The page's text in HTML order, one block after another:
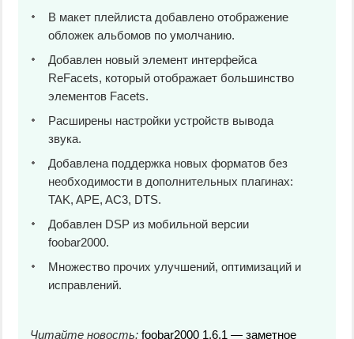
В макет плейлиста добавлено отображение
обложек альбомов по умолчанию.
Добавлен новый элемент интерфейса
ReFacets, который отображает большинство
элементов Facets.
Расширены настройки устройств вывода
звука.
Добавлена поддержка новых форматов без
необходимости в дополнительных плагинах:
TAK, APE, AC3, DTS.
Добавлен DSP из мобильной версии
foobar2000.
Множество прочих улучшений, оптимизаций и
исправлений.
Читайте новость: foobar2000 1.6.1 — заметное